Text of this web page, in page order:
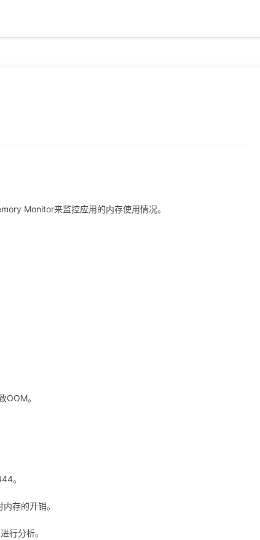
Monitor来监控应用的内存使用情况。
OOM。
。
存的开销。
行分析。